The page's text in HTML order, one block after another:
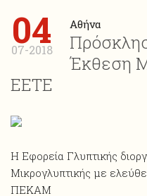
04
07-2018
Αθήνα
Έκθεση
ΕΕΤΕ
Η Εφορεία Γλυπτικής
Mικρογλυπτικής με
ΠΕΚΑΜ